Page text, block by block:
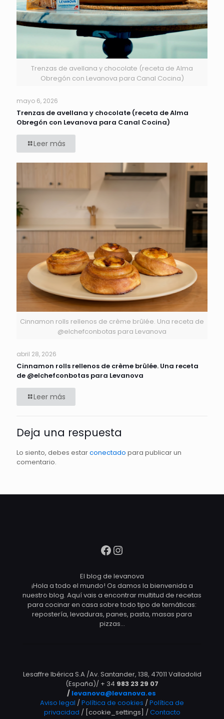
Trenzas de avellana y chocolate (receta de Alma
Obregón con Levanova para Canal Cocina)
mayo 6, 2026
Trenzas de avellana y chocolate (receta de Alma
Obregón con Levanova para Canal Cocina)
Leer más
Cinnamon rolls rellenos de crème brûlée. Una receta de
@elchefconbotas para Levanova
abril 28, 2026
Cinnamon rolls rellenos de crème brûlée. Una receta
de @elchefconbotas para Levanova
Leer más
Deja una respuesta
Lo siento, debes estarconectado para publicar un
comentario.
Facebook
Instagram
El blog de levanova
¡Hola a todo el mundo! Os damos la bienvenida a
nuestro blog. Aquí vais a encontrar multitud de recetas
para cocinar en casa sobre todo tipo de temáticas:
repostería, levaduras, panes, pasta, masas para
pizzas…
Lesaffre Ibérica S.A /Av. Santander, 138, 47011 Valladolid
(España)/ + 34 983 23 29 07
/ levanova@levanova.es
Aviso legal / Política de cookies / Política de
privacidad / [cookie_settings] / Contacto